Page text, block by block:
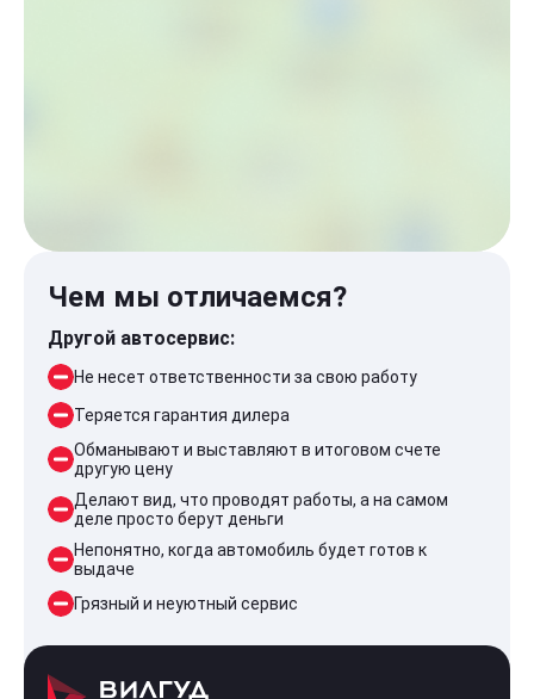
Чем мы отличаемся?
Другой автосервис:
Не несет ответственности за свою работу
Теряется гарантия дилера
Обманывают и выставляют в итоговом счете
другую цену
Делают вид, что проводят работы, а на самом
деле просто берут деньги
Непонятно, когда автомобиль будет готов к
выдаче
Грязный и неуютный сервис